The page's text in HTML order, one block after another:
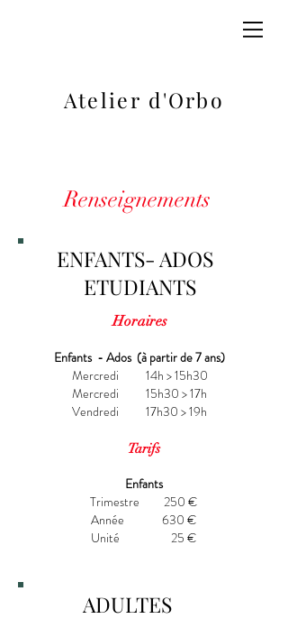
Atelier d'Orbo
Renseignements
ENFANTS- ADOS
ETUDIANTS
Horaires
Enfants - Ados (à partir de 7 ans)
Mercredi 14h > 15h30
Mercredi 15h30 > 17h
Vendredi 17h30 > 19h
Tarifs
Enfants
Trimestre 250 €
Année 630 €
Unité 25 €
ADULTES